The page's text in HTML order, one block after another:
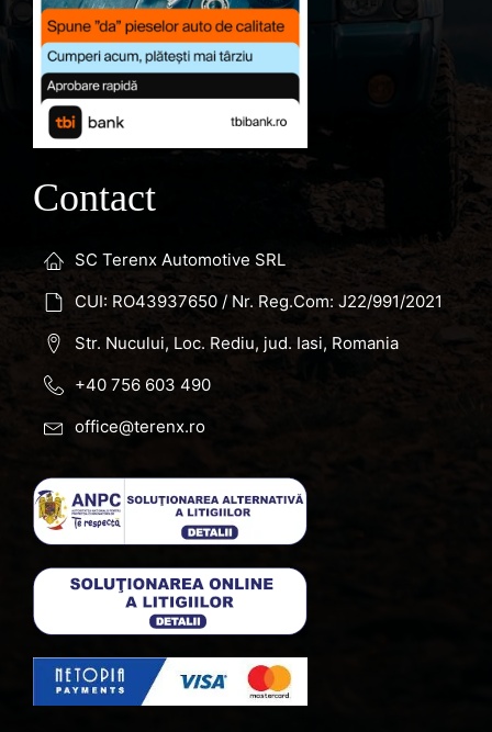
Contact
SC Terenx Automotive SRL
CUI: RO43937650 / Nr. Reg.Com: J22/991/2021
Str. Nucului, Loc. Rediu, jud. Iasi, Romania
+40 756 603 490
office@terenx.ro